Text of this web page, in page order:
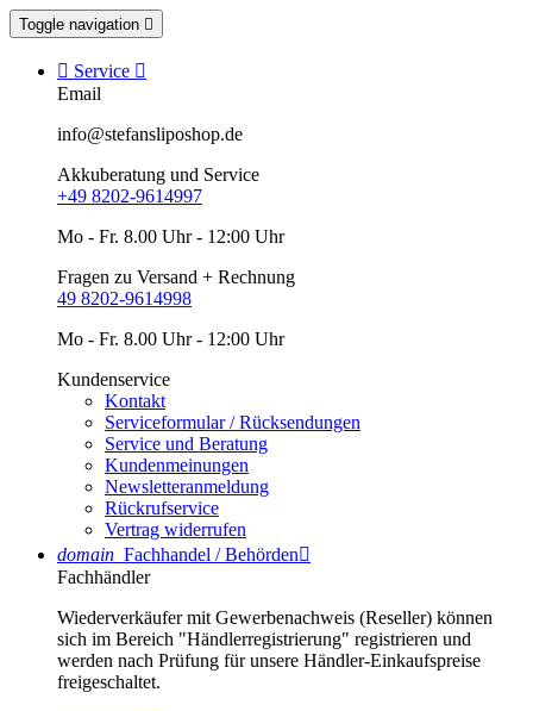
Toggle navigation 
 Service 
Email
info@stefansliposhop.de
Akkuberatung und Service
+49 8202-9614997
Mo - Fr. 8.00 Uhr - 12:00 Uhr
Fragen zu Versand + Rechnung
49 8202-9614998
Mo - Fr. 8.00 Uhr - 12:00 Uhr
Kundenservice
Kontakt
Serviceformular / Rücksendungen
Service und Beratung
Kundenmeinungen
Newsletteranmeldung
Rückrufservice
Vertrag widerrufen
domain Fachhandel / Behörden
Fachhändler
Wiederverkäufer mit Gewerbenachweis (Reseller) können
sich im Bereich "Händlerregistrierung" registrieren und
werden nach Prüfung für unsere Händler-Einkaufspreise
freigeschaltet.